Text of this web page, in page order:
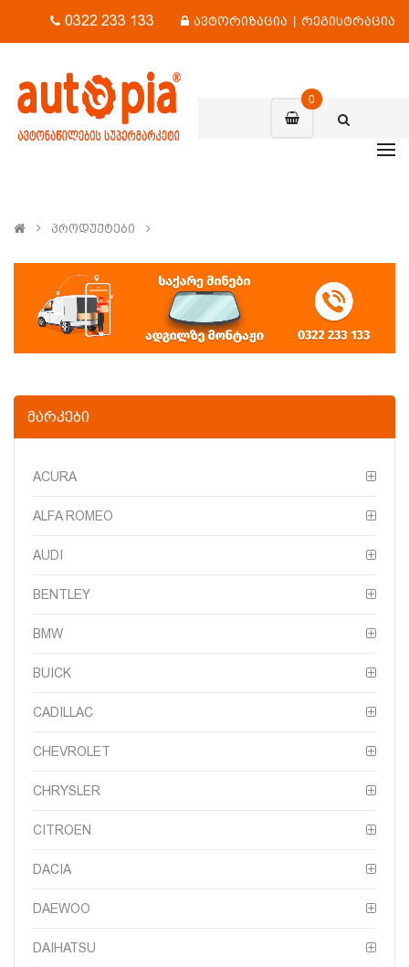
0322 233 133 ავტორიზაცია | რეგისტრაცია
0
Პროდუქტები
ᲛᲐᲠᲙᲔᲑᲘ
ACURA
ALFA ROMEO
AUDI
BENTLEY
BMW
BUICK
CADILLAC
CHEVROLET
CHRYSLER
CITROEN
DACIA
DAEWOO
DAIHATSU